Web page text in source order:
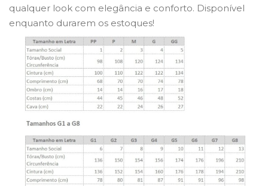
qualquer look com elegância e conforto. Disponível
enquanto durarem os estoques!